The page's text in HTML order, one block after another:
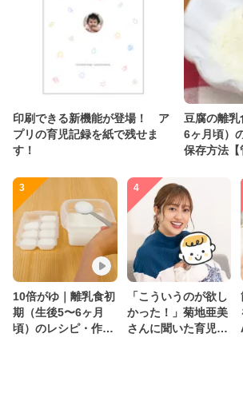
印刷できる新機能が登場！ ア
プリの育児記録を紙で残せま
す！
豆腐の離
6ヶ月頃）
保存方法【
3
10倍がゆ｜離乳食初
期（生後5〜6ヶ月
頃）のレシピ・作り
4
「こういうのが欲し
かった！」菊地亜美
さんに聞いた育児